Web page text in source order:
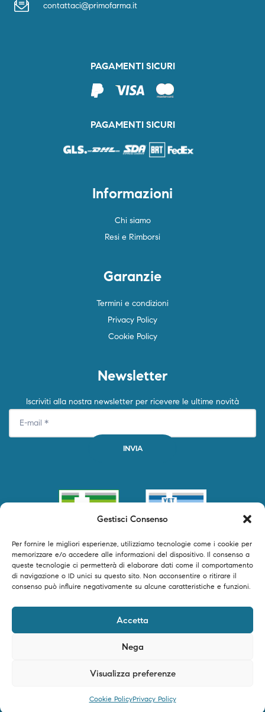
Gestisci Consenso
Per fornire le migliori esperienze, utilizziamo tecnologie come i cookie per
memorizzare e/o accedere alle informazioni del dispositivo. Il consenso a
queste tecnologie ci permetterà di elaborare dati come il comportamento
di navigazione o ID unici su questo sito. Non acconsentire o ritirare il
consenso può influire negativamente su alcune caratteristiche e funzioni.
Accetta
Nega
Visualizza preferenze
Cookie PolicyPrivacy Policy
contattaci@primofarma.it
PAGAMENTI SICURI
PAGAMENTI SICURI
Informazioni
Chi siamo
Resi e Rimborsi
Garanzie
Termini e condizioni
Privacy Policy
Cookie Policy
Newsletter
Iscriviti alla nostra newsletter per ricevere le ultime novità
©2024 Primofarma S.r.l. tutti i diritti riservati – P.IVA 04250540616 –
Powered by Timeer Digital Studio